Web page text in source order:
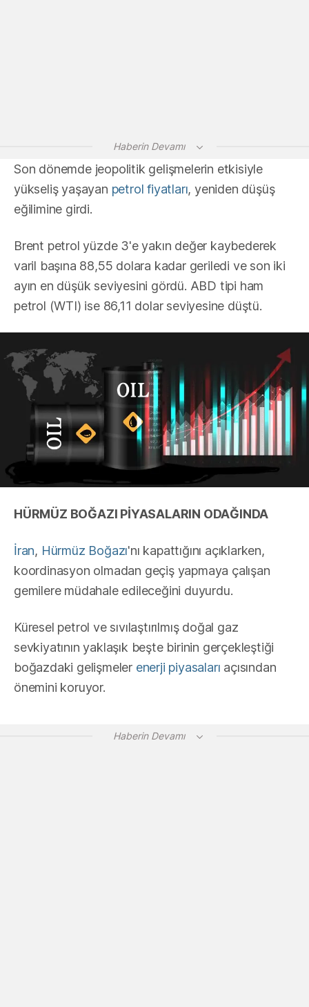
Haberin Devamı
Son dönemde jeopolitik gelişmelerin etkisiyle
yükseliş yaşayan petrol fiyatları, yeniden düşüş
eğilimine girdi.
Brent petrol yüzde 3'e yakın değer kaybederek
varil başına 88,55 dolara kadar geriledi ve son iki
ayın en düşük seviyesini gördü. ABD tipi ham
petrol (WTI) ise 86,11 dolar seviyesine düştü.
HÜRMÜZ BOĞAZI PİYASALARIN ODAĞINDA
İran, Hürmüz Boğazı'nı kapattığını açıklarken,
koordinasyon olmadan geçiş yapmaya çalışan
gemilere müdahale edileceğini duyurdu.
Küresel petrol ve sıvılaştırılmış doğal gaz
sevkiyatının yaklaşık beşte birinin gerçekleştiği
boğazdaki gelişmeler enerji piyasaları açısından
önemini koruyor.
Haberin Devamı